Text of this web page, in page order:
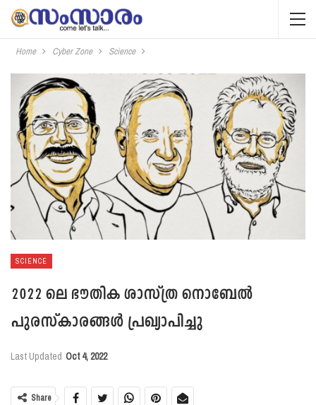
Home Cyber Zone Science
SCIENCE
2022 ലെ ഭൗതിക ശാസ്ത്ര നൊബേല്‍
പുരസ്‌കാരങ്ങള്‍ പ്രഖ്യാപിച്ചു
Last Updated Oct 4, 2022
Share